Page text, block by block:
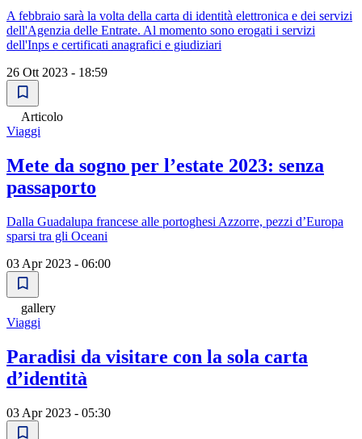
A febbraio sarà la volta della carta di identità elettronica e dei servizi
dell'Agenzia delle Entrate. Al momento sono erogati i servizi
dell'Inps e certificati anagrafici e giudiziari
26 Ott 2023 - 18:59
Articolo
Viaggi
Mete da sogno per l’estate 2023: senza
passaporto
Dalla Guadalupa francese alle portoghesi Azzorre, pezzi d’Europa
sparsi tra gli Oceani
03 Apr 2023 - 06:00
gallery
Viaggi
Paradisi da visitare con la sola carta
d’identità
03 Apr 2023 - 05:30